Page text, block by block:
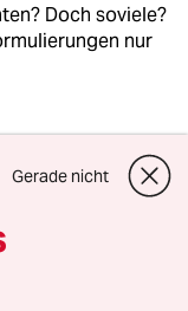
Doch soviele?
nur
Gerade nicht